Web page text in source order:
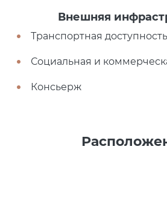
Внешняя
Транспортная доступность
Социальная и
Консьерж